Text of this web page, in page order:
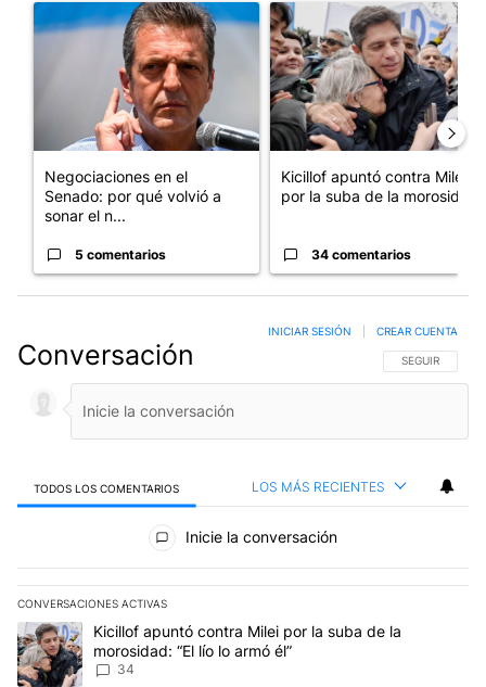
Un artículo de tendencia con el título "Negociaciones en el
Negociaciones en el
Senado: por qué volvió a
sonar el n...
5 comentarios
Un artículo de tendencia con
Kicillof apuntó contra Milei
por la suba de la morosida...
34 comentarios
Conversación SIGA ESTA
SEGUIR
INICIAR SESIÓN CREAR CUENTA
TODOS LOS COMENTARIOS LOS MÁS RECIENTES
Todos los comentarios
Inicie la conversación
CONVERSACIONES ACTIVAS
Este listado muestra los artículos con más comentarios en los
Un artículo de tendencia con el título "Kicillof apuntó contra Milei
Kicillof apuntó contra Milei por la suba de la
morosidad: “El lío lo armó él”
34